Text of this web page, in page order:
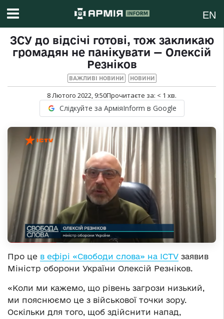
EN
ЗСУ до відсічі готові, тож закликаю
громадян не панікувати — Олексій
Резніков
ВАЖЛИВІ НОВИНИ НОВИНИ
8 Лютого 2022, 9:50Прочитаєте за: < 1 хв.
Слідкуйте за АрміяInform в Google
Про це в ефірі «Свободи слова» на ICTV заявив
Міністр оборони України Олексій Резніков.
«Коли ми кажемо, що рівень загрози низький,
ми пояснюємо це з військової точки зору.
Оскільки для того, щоб здійснити напад,